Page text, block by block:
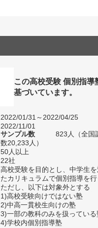
この高校受験 個別指
基づいています。
2022/01/31～2022/04/25
2022/11/01
サンプル数
823人（全国
数20,233人）
50人以上
22社
高校受験を目的とし、中学生
たカリキュラムで個別指導を
ただし、以下は対象外とする
1)高校受験向けではない塾
2)中高一貫校生向けの塾
3)一部の教科のみを扱っている
4)学校内個別指導塾